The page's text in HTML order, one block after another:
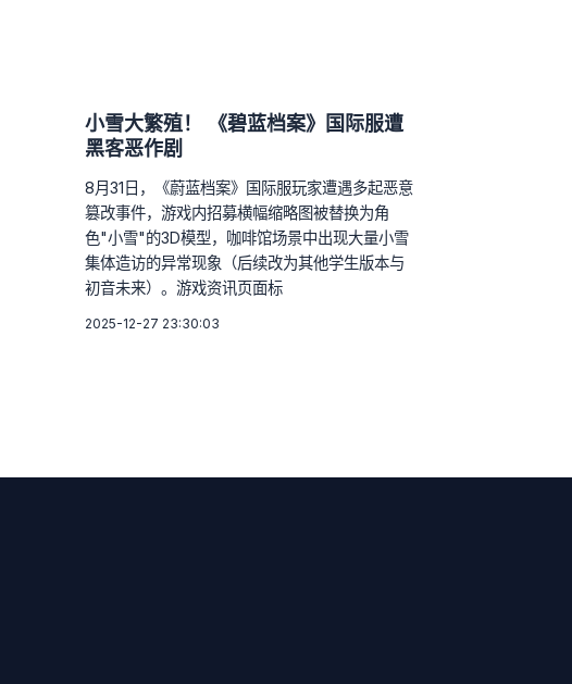
小雪大繁殖！ 《碧蓝档案》国际服遭
黑客恶作剧
8月31日，《蔚蓝档案》国际服玩家遭遇多起恶意
篡改事件，游戏内招募横幅缩略图被替换为角
色"小雪"的3D模型，咖啡馆场景中出现大量小雪
集体造访的异常现象（后续改为其他学生版本与
初音未来）。游戏资讯页面标
2025-12-27 23:30:03